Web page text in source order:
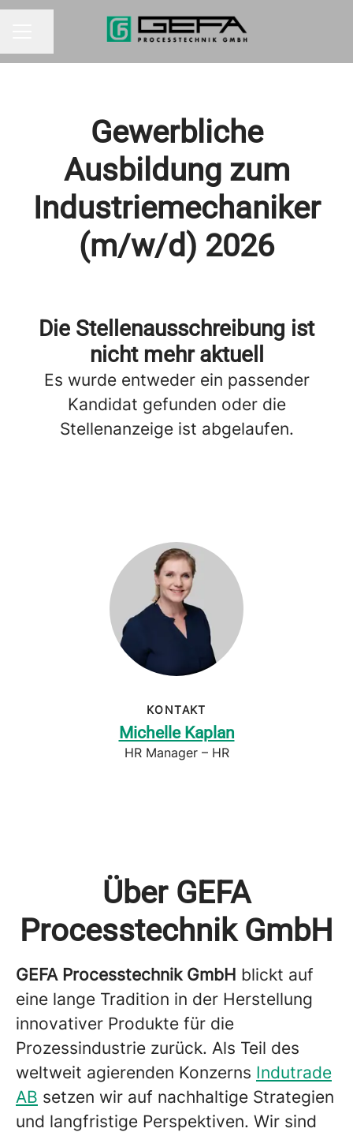
Gewerbliche
Ausbildung zum
Industriemechaniker
(m/w/d) 2026
Die Stellenausschreibung ist
nicht mehr aktuell
Es wurde entweder ein passender
Kandidat gefunden oder die
Stellenanzeige ist abgelaufen.
KONTAKT
Michelle Kaplan
HR Manager – HR
Über GEFA
Processtechnik GmbH
GEFA Processtechnik GmbH blickt auf
eine lange Tradition in der Herstellung
innovativer Produkte für die
Prozessindustrie zurück. Als Teil des
weltweit agierenden Konzerns Indutrade
AB setzen wir auf nachhaltige Strategien
und langfristige Perspektiven. Wir sind